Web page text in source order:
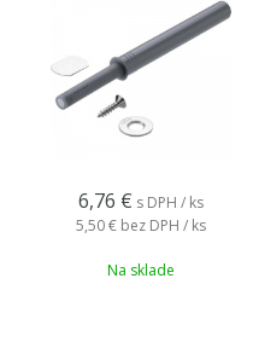
6,76 € s DPH / ks
5,50 € bez DPH / ks
Na sklade